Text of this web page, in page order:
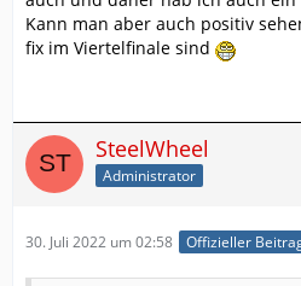
Kann man aber auch positiv
fix im Viertelfinale sind
SteelWheel
Administrator
30. Juli 2022 um 02:58 Offizieller